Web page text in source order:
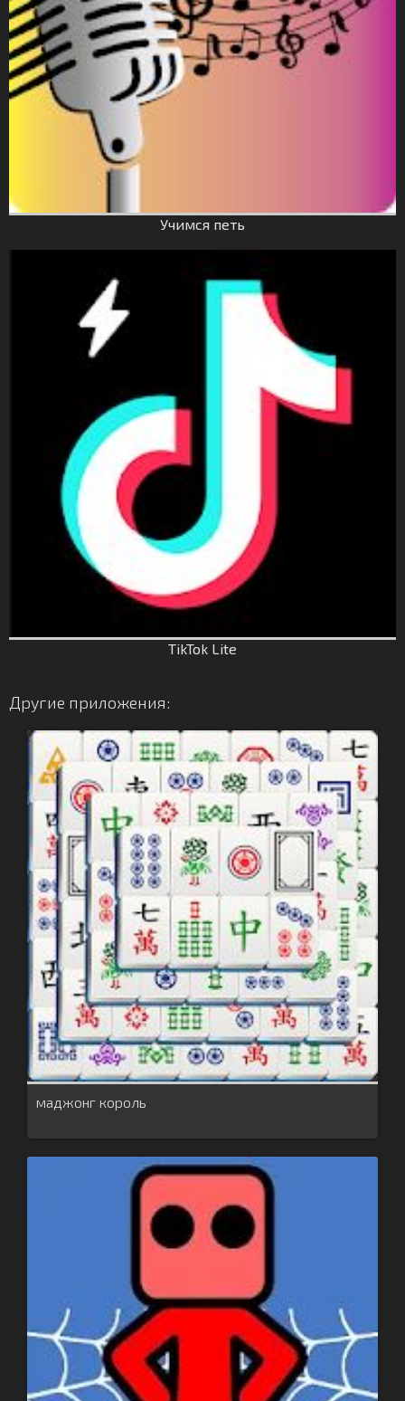
Учимся петь
TikTok Lite
Другие приложения:
маджонг король